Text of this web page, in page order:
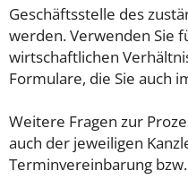
Geschäftsstelle des
werden. Verwenden Sie
wirtschaftlichen
Formulare, die Sie auch
Weitere Fragen zur
auch der jeweiligen
Terminvereinbarung